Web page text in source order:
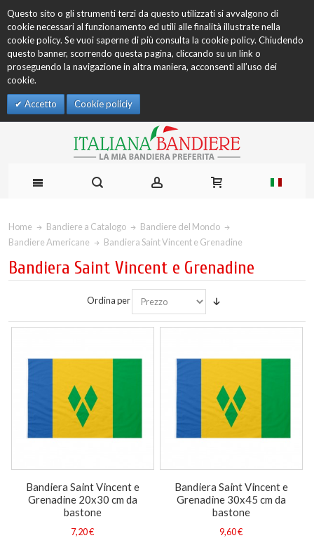
Questo sito o gli strumenti terzi da questo utilizzati si avvalgono di
cookie necessari al funzionamento ed utili alle finalità illustrate nella
cookie policy. Se vuoi saperne di più consulta la cookie policy. Chiudendo
questo banner, scorrendo questa pagina, cliccando su un link o
proseguendo la navigazione in altra maniera, acconsenti all’uso dei
cookie.
Accetto Cookie policiy
Home Bandiere a Catalogo
Bandiere del Mondo
Bandiere Americane
Bandiera Saint Vincent e Grenadine
Bandiera Saint Vincent e Grenadine
Ordina per
Bandiera Saint Vincent e
Grenadine 20x30 cm da
bastone
7,20 €
Bandiera Saint Vincent e
Grenadine 30x45 cm da
bastone
9,60 €